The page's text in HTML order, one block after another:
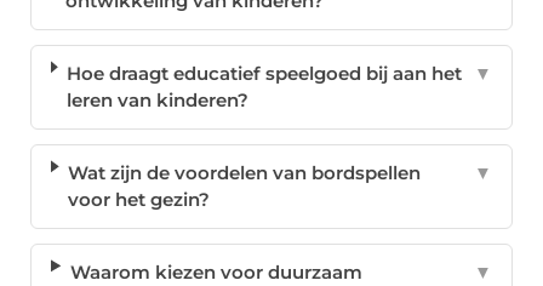
Hoe draagt educatief speelgoed bij aan het
leren van kinderen?
▼
Wat zijn de voordelen van bordspellen
voor het gezin?
▼
Waarom kiezen voor duurzaam
▼